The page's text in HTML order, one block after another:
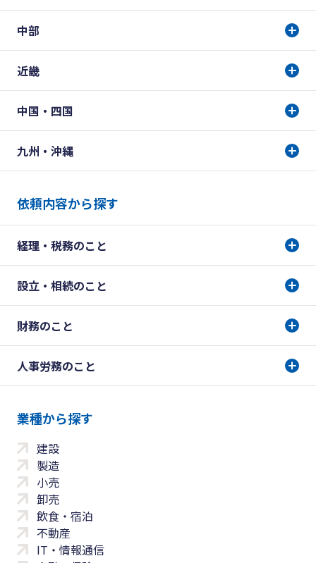
中部
近畿
中国・四国
九州・沖縄
依頼内容から探す
経理・税務のこと
設立・相続のこと
財務のこと
人事労務のこと
業種から探す
建設
製造
小売
卸売
飲食・宿泊
不動産
IT・情報通信